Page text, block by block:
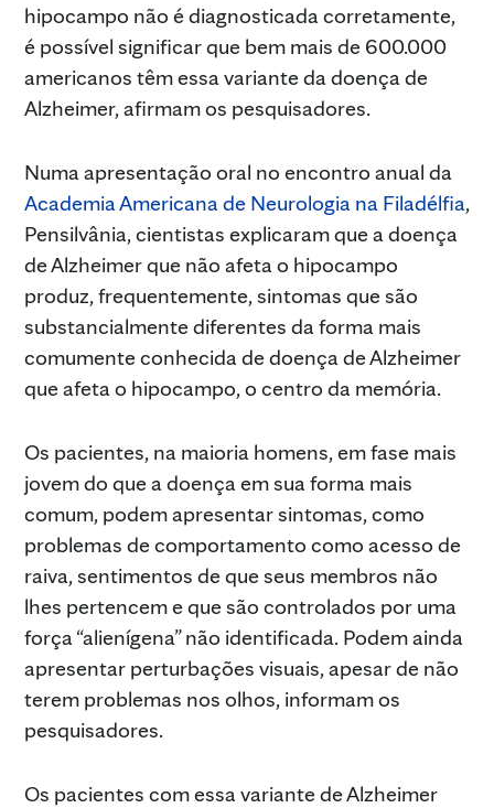
hipocampo não é diagnosticada corretamente,
é possível significar que bem mais de 600.000
americanos têm essa variante da doença de
Alzheimer, afirmam os pesquisadores.
Numa apresentação oral no encontro anual da
Academia Americana de Neurologia na Filadélfia,
Pensilvânia, cientistas explicaram que a doença
de Alzheimer que não afeta o hipocampo
produz, frequentemente, sintomas que são
substancialmente diferentes da forma mais
comumente conhecida de doença de Alzheimer
que afeta o hipocampo, o centro da memória.
Os pacientes, na maioria homens, em fase mais
jovem do que a doença em sua forma mais
comum, podem apresentar sintomas, como
problemas de comportamento como acesso de
raiva, sentimentos de que seus membros não
lhes pertencem e que são controlados por uma
força “alienígena” não identificada. Podem ainda
apresentar perturbações visuais, apesar de não
terem problemas nos olhos, informam os
pesquisadores.
Os pacientes com essa variante de Alzheimer